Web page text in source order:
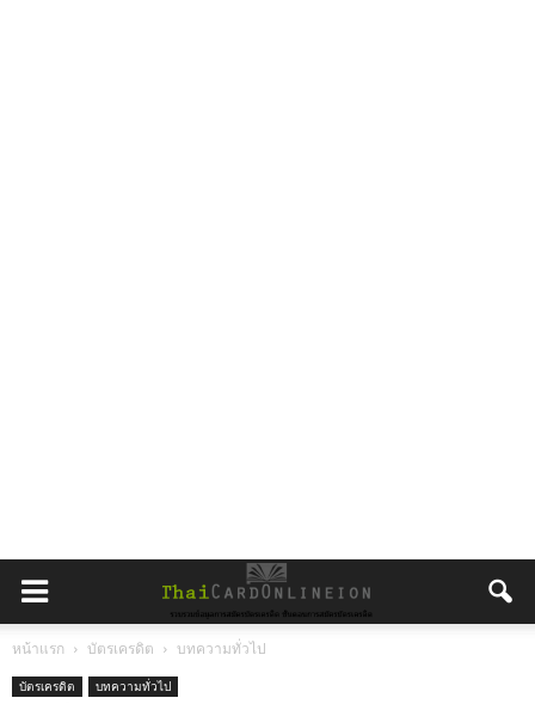
หน้าแรก บัตรเครดิต บทความทั่วไป
บัตรเครดิต บทความทั่วไป